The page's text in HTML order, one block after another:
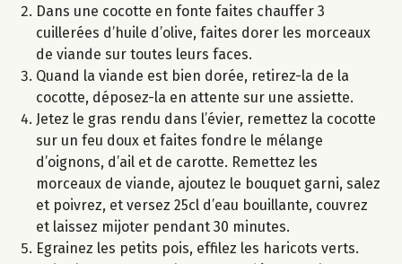
Dans une cocotte en fonte faites chauffer 3
cuillerées d’huile d’olive, faites dorer les morceaux
de viande sur toutes leurs faces.
Quand la viande est bien dorée, retirez-la de la
cocotte, déposez-la en attente sur une assiette.
Jetez le gras rendu dans l’évier, remettez la cocotte
sur un feu doux et faites fondre le mélange
d’oignons, d’ail et de carotte. Remettez les
morceaux de viande, ajoutez le bouquet garni, salez
et poivrez, et versez 25cl d’eau bouillante, couvrez
et laissez mijoter pendant 30 minutes.
Egrainez les petits pois, effilez les haricots verts.